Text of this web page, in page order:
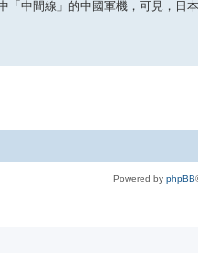
中間線」的中國軍機，可見，日
Powered by phpBB